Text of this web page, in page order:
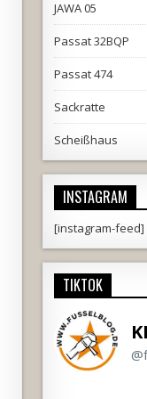
JAWA 05
Passat 32BQP
Passat 474
Sackratte
Scheißhaus
INSTAGRAM
[instagram-feed]
TIKTOK